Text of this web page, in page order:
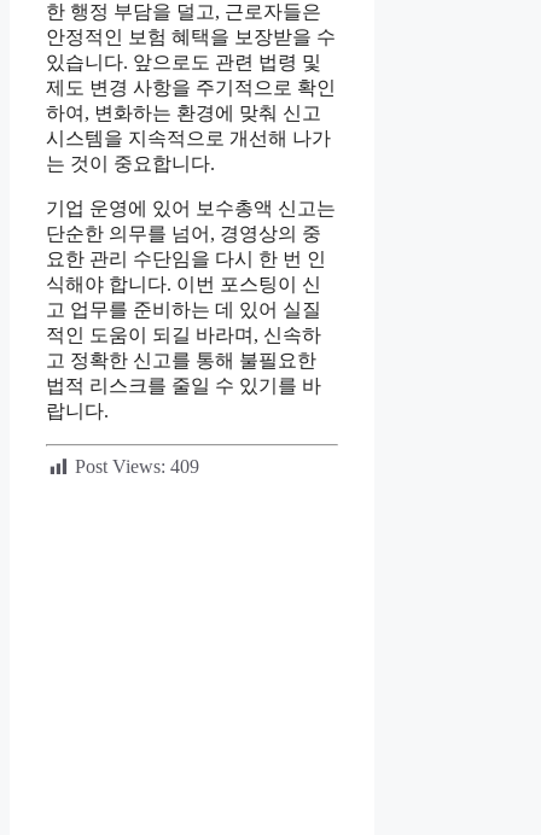
한 행정 부담을 덜고, 근로자들은
안정적인 보험 혜택을 보장받을 수
있습니다. 앞으로도 관련 법령 및
제도 변경 사항을 주기적으로 확인
하여, 변화하는 환경에 맞춰 신고
시스템을 지속적으로 개선해 나가
는 것이 중요합니다.
기업 운영에 있어 보수총액 신고는
단순한 의무를 넘어, 경영상의 중
요한 관리 수단임을 다시 한 번 인
식해야 합니다. 이번 포스팅이 신
고 업무를 준비하는 데 있어 실질
적인 도움이 되길 바라며, 신속하
고 정확한 신고를 통해 불필요한
법적 리스크를 줄일 수 있기를 바
랍니다.
Post Views: 409